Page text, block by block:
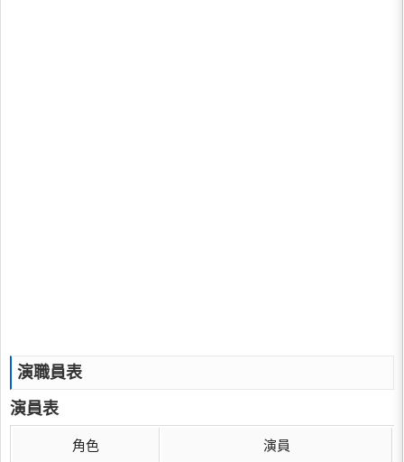
演職員表
演員表
角色 演員